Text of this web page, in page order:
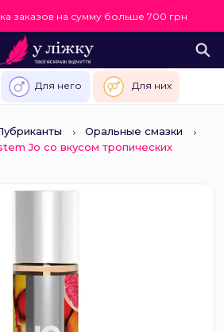
заказов на сумму больше 700 грн
Для него Для них
Оральные смазки
Jo со вкусом тропических